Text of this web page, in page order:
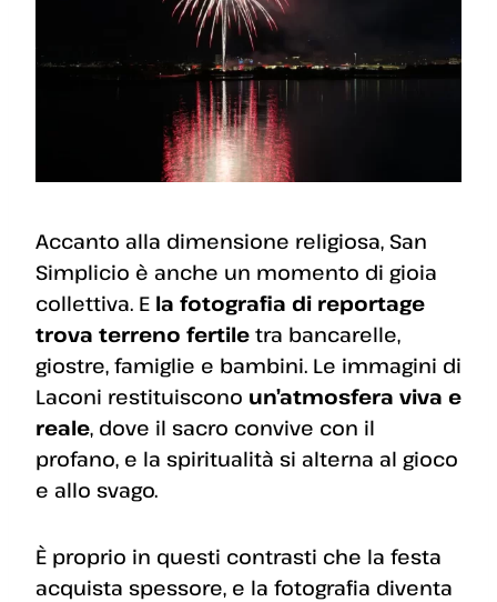
Accanto alla dimensione religiosa, San
Simplicio è anche un momento di gioia
collettiva. E la fotografia di reportage
trova terreno fertile tra bancarelle,
giostre, famiglie e bambini. Le immagini di
Laconi restituiscono un’atmosfera viva e
reale, dove il sacro convive con il
profano, e la spiritualità si alterna al gioco
e allo svago.
È proprio in questi contrasti che la festa
acquista spessore, e la fotografia diventa